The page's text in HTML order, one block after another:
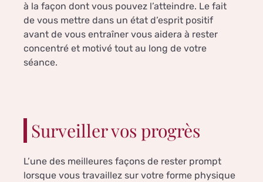
à la façon dont vous pouvez l’atteindre. Le fait
de vous mettre dans un état d’esprit positif
avant de vous entraîner vous aidera à rester
concentré et motivé tout au long de votre
séance.
Surveiller vos progrès
L’une des meilleures façons de rester prompt
lorsque vous travaillez sur votre forme physique